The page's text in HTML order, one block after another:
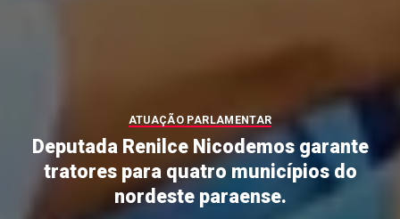
ATUAÇÃO PARLAMENTAR
Deputada Renilce Nicodemos garante
tratores para quatro municípios do
nordeste paraense.